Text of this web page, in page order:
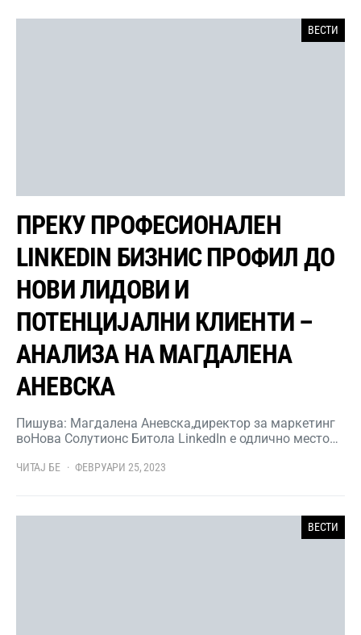
ВЕСТИ
ПРЕКУ ПРОФЕСИОНАЛЕН
LINKEDIN БИЗНИС ПРОФИЛ ДО
НОВИ ЛИДОВИ И
ПОТЕНЦИЈАЛНИ КЛИЕНТИ –
АНАЛИЗА НА МАГДАЛЕНА
АНЕВСКА
Пишува: Магдалена Аневска,директор за маркетинг
воНова Солутионс Битола LinkedIn е одлично место…
ЧИТАЈ БЕ ФЕВРУАРИ 25, 2023
ВЕСТИ